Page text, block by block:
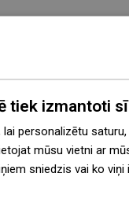
tiek izmantoti
personalizētu
mūsu vietni ar
sniedzis vai ko